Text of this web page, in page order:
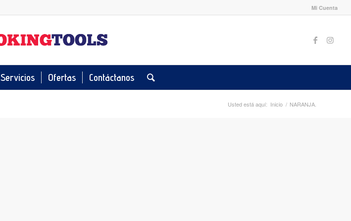
Mi Cuenta
Servicios Ofertas Contáctanos
Usted está aquí: Inicio / NARANJA.